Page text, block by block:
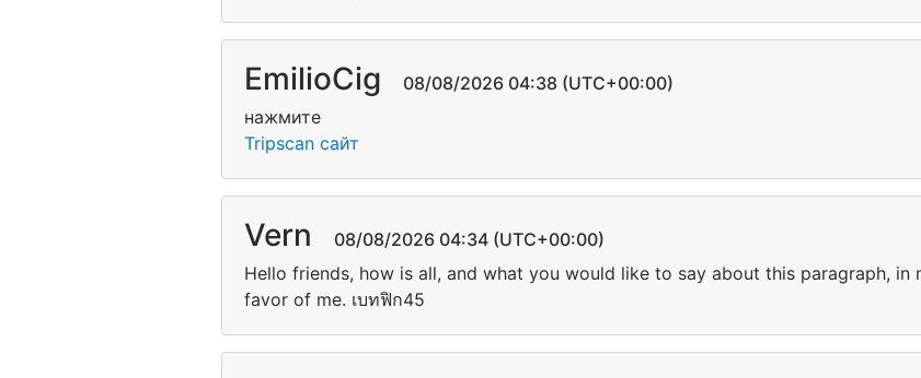
EmilioCig 08/08/2026 04:38 (UTC+00:00)
нажмите
Tripscan сайт
Vern 08/08/2026 04:34 (UTC+00:00)
Hello friends, how is all, and what you would like to say about this paragraph,
favor of me. เบทฟิก45